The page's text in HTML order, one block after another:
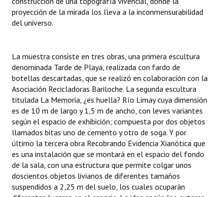
Antiguos Pobladores - Registro
Reconocimientos - Registro
Entrega de distinciones
REFORMA DE LA CARTA ORGÁNICA
proyección de la mirada los lleva a la inconmensurabilidad
del universo.
La muestra consiste en tres obras, una primera escultura
denominada Tarde de Playa, realizada con fardo de
botellas descartadas, que se realizó en colaboración con la
Asociación Recicladoras Bariloche. La segunda escultura
titulada La Memoria, ¿es huella? Río Limay cuya dimensión
es de 10 m de largo y 1,5 m de ancho, con leves variantes
según el espacio de exhibición; compuesta por dos objetos
llamados bitas uno de cemento y otro de soga. Y por
último la tercera obra Recobrando Evidencia Xianótica que
es una instalación que se montará en el espacio del fondo
de la sala, con una estructura que permite colgar unos
doscientos objetos livianos de diferentes tamaños
suspendidos a 2,25 m del suelo, los cuales ocuparán